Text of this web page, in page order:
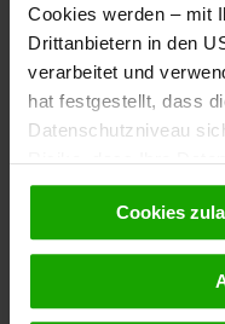
Cookies werden – mit
Drittanbietern in den
verarbeitet und
hat festgestellt, dass
Datenschutzniveau
Risiko, dass Ihre
Anordnungen
Meta) dem Zugriff
wirksamen
Ihrem Klick auf
Cookies
Zur
Touren
Das Tourenportal
und Tipps rund ums
Tourengehen, Freeriden
Anreise